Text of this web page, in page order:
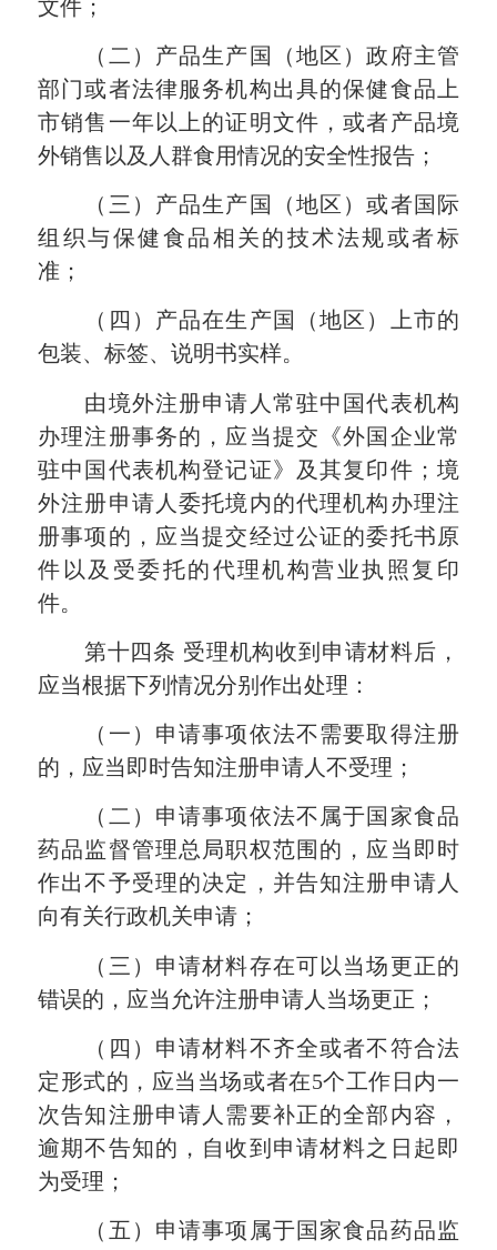
文件；
（二）产品生产国（地区）政府主管
部门或者法律服务机构出具的保健食品上
市销售一年以上的证明文件，或者产品境
外销售以及人群食用情况的安全性报告；
（三）产品生产国（地区）或者国际
组织与保健食品相关的技术法规或者标
准；
（四）产品在生产国（地区）上市的
包装、标签、说明书实样。
由境外注册申请人常驻中国代表机构
办理注册事务的，应当提交《外国企业常
驻中国代表机构登记证》及其复印件；境
外注册申请人委托境内的代理机构办理注
册事项的，应当提交经过公证的委托书原
件以及受委托的代理机构营业执照复印
件。
第十四条 受理机构收到申请材料后，
应当根据下列情况分别作出处理：
（一）申请事项依法不需要取得注册
的，应当即时告知注册申请人不受理；
（二）申请事项依法不属于国家食品
药品监督管理总局职权范围的，应当即时
作出不予受理的决定，并告知注册申请人
向有关行政机关申请；
（三）申请材料存在可以当场更正的
错误的，应当允许注册申请人当场更正；
（四）申请材料不齐全或者不符合法
定形式的，应当当场或者在5个工作日内一
次告知注册申请人需要补正的全部内容，
逾期不告知的，自收到申请材料之日起即
为受理；
（五）申请事项属于国家食品药品监